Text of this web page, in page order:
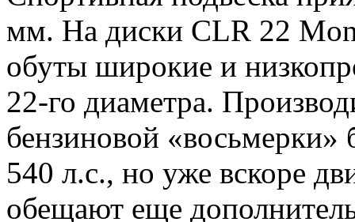
мм. На диски CLR 22
обуты широкие и
22-го диаметра.
бензиновой
540 л.с., но уже вскоре
обещают еще